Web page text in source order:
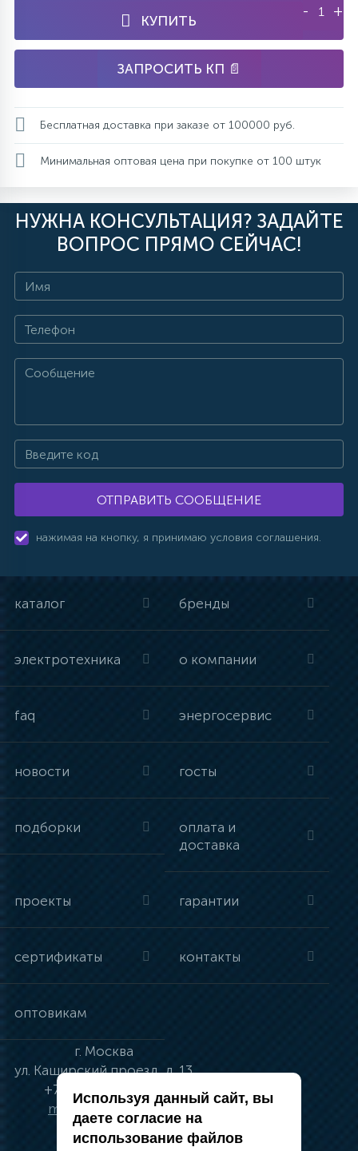
КУПИТЬ
- +
ЗАПРОСИТЬ КП 📄
Бесплатная доставка при заказе от 100000 руб.
Минимальная оптовая цена при покупке от 100 штук
НУЖНА КОНСУЛЬТАЦИЯ? ЗАДАЙТЕ
ВОПРОС ПРЯМО СЕЙЧАС!
ОТПРАВИТЬ СООБЩЕНИЕ
нажимая на кнопку, я принимаю условия соглашения.
каталог бренды
электротехника о компании
faq энергосервис
новости госты
подборки
оплата и
доставка
проекты гарантии
сертификаты контакты
оптовикам
г. Москва
ул. Каширский проезд, д. 13
+7 (495) 134-41-83
moskva@vincci.ru
Используя данный сайт, вы
даете согласие на
использование файлов